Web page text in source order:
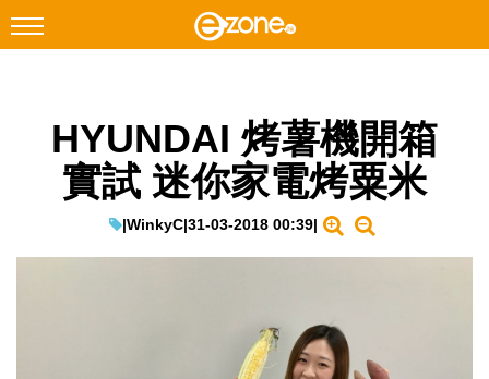
Facebook Instagram
科技焦點
遊戲動漫
HYUNDAI 烤薯機開箱
實試 迷你家電烤粟米
|WinkyC|31-03-2018 00:39|